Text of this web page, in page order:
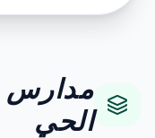
مدارس
الحي